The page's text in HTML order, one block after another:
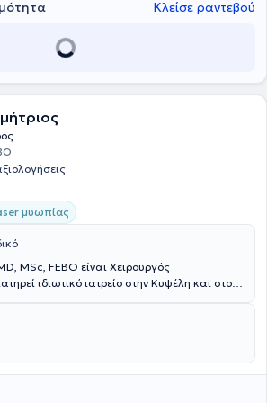
Κλείσε ραντεβού
μυωπίας
MSc, FEBO είναι Χειρουργός
ιδιωτικό ιατρείο στην Κυψέλη και στον
ειδικεύτηκε στην Οφθαλμολογία στο
"Ευαγγελισμός", αποκτώντας τον τίτλο
Έπειτα, εργάστηκε στην Μεγάλη
Royal Derby Ηospital και ακολούθως στην
του αμφιβληστροειδούς και στις